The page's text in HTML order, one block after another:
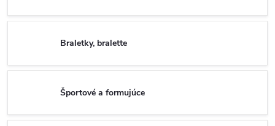
Braletky, bralette
Športové a formujúce